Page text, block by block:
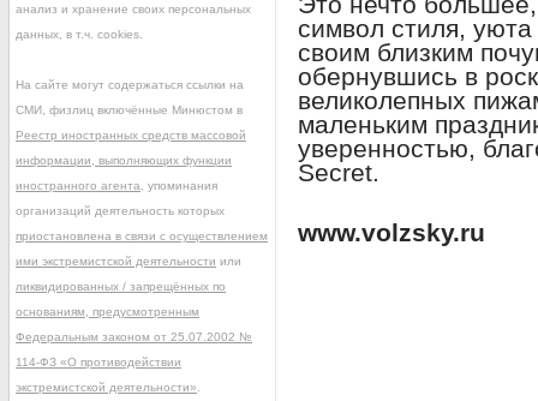
символ стиля,
своим близким
обернувшись в
великолепных
маленьким
уверенностью,
Secret.
www.volzsky.ru
анализ и хранение своих персональных
данных, в т.ч. cookies.
На сайте могут содержаться ссылки на
СМИ, физлиц включённые Минюстом в
Реестр иностранных средств массовой
информации, выполняющих функции
иностранного агента , упоминания
организаций деятельность которых
приостановлена в связи с осуществлением
ими экстремистской деятельности или
ликвидированных / запрещённых по
основаниям, предусмотренным
Федеральным законом от 25.07.2002 №
114-ФЗ «О противодействии
экстремистской деятельности»